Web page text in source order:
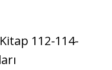
112-114-